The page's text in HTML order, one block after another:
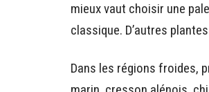
mieux vaut choisir une
classique. D’autres
Dans les régions froides,